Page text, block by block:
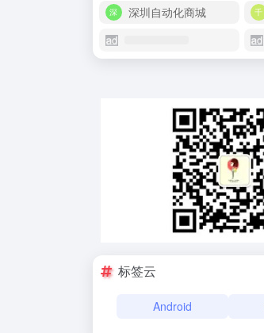
深圳自动化商城
标签云
Android